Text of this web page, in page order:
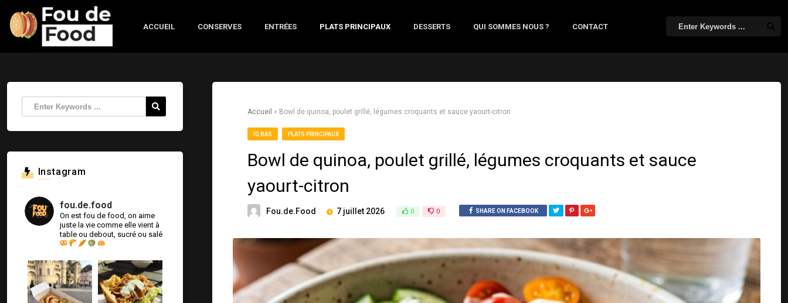
ACCUEIL CONSERVES ENTRÉES PLATS PRINCIPAUX DESSERTS QUI SOMMES NOUS ? CONTACT
Accueil » Bowl de quinoa, poulet grillé, légumes croquants et sauce yaourt-citron
IG BAS PLATS PRINCIPAUX
Bowl de quinoa, poulet grillé, légumes croquants et sauce
yaourt-citron
Fou.de.Food 7 juillet 2026 0 0 SHARE ON FACEBOOK
Instagram
fou.de.food
On est fou de food, on aime
juste la vie comme elle vient à
table ou debout, sucré ou salé